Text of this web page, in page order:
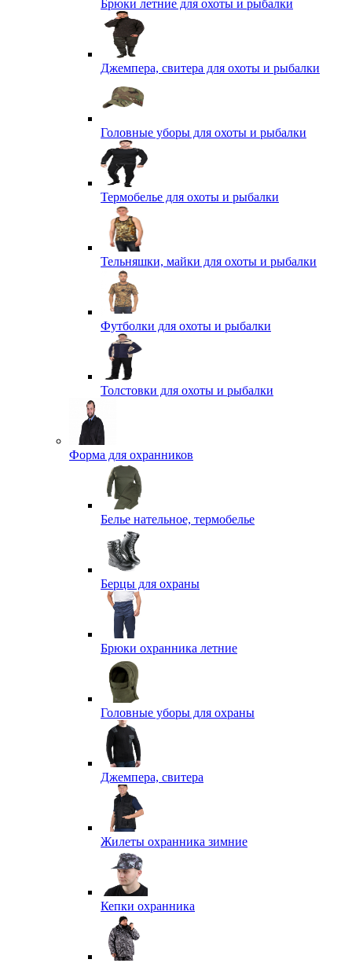
Брюки летние для охоты и рыбалки
Джемпера, свитера для охоты и рыбалки
Головные уборы для охоты и рыбалки
Термобелье для охоты и рыбалки
Тельняшки, майки для охоты и рыбалки
Футболки для охоты и рыбалки
Толстовки для охоты и рыбалки
Форма для охранников
Белье нательное, термобелье
Берцы для охраны
Брюки охранника летние
Головные уборы для охраны
Джемпера, свитера
Жилеты охранника зимние
Кепки охранника